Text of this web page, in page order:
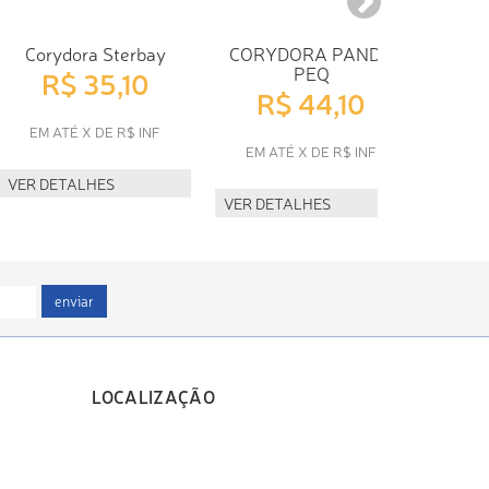
Corydora Sterbay
R$ 35,10
EM ATÉ X DE R$ INF
VER DETALHES
CORYDORA PANDA
PEQ
R$ 44,10
EM ATÉ X DE R$ INF
VER DETALHES
enviar
LOCALIZAÇÃO